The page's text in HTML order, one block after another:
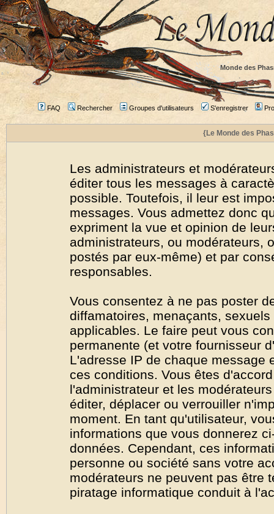
Monde des
FAQ Rechercher Groupes d'utilisateurs S'enregistrer
{Le Monde des
Les administrateurs et
éditer tous les messages à
possible. Toutefois, il leur est
messages. Vous admettez donc
expriment la vue et opinion de
administrateurs, ou modérateurs,
postés par eux-même) et par
responsables.
Vous consentez à ne pas poster
diffamatoires, menaçants,
applicables. Le faire peut vous
permanente (et votre fournisseur
L'adresse IP de chaque message
ces conditions. Vous êtes
l'administrateur et les
éditer, déplacer ou verrouiller
moment. En tant qu'utilisateur,
informations que vous donnerez
données. Cependant, ces
personne ou société sans votre
modérateurs ne peuvent pas être
piratage informatique conduit à